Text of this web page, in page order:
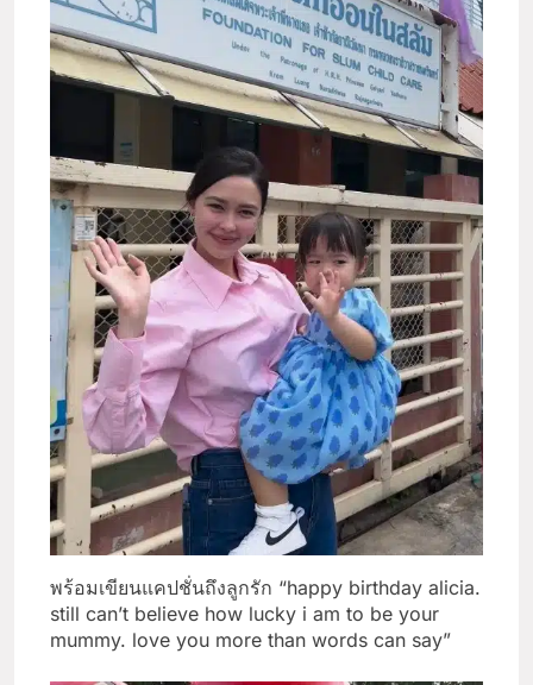
พร้อมเขียนแคปชั่นถึงลูกรัก “happy birthday alicia.
still can’t believe how lucky i am to be your
mummy. love you more than words can say”